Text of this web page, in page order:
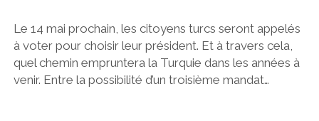
Le 14 mai prochain, les citoyens turcs seront appelés
à voter pour choisir leur président. Et à travers cela,
quel chemin empruntera la Turquie dans les années à
venir. Entre la possibilité d’un troisième mandat…